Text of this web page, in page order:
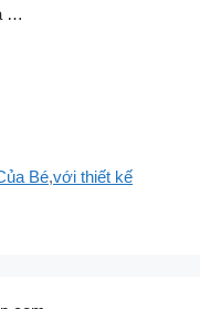
…
Bé,với thiết kế